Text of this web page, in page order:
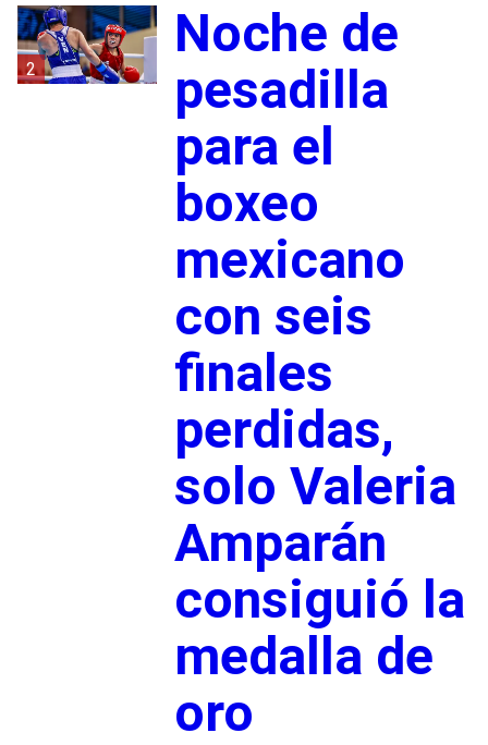
2
Noche de
pesadilla
para el
boxeo
mexicano
con seis
finales
perdidas,
solo Valeria
Amparán
consiguió la
medalla de
oro